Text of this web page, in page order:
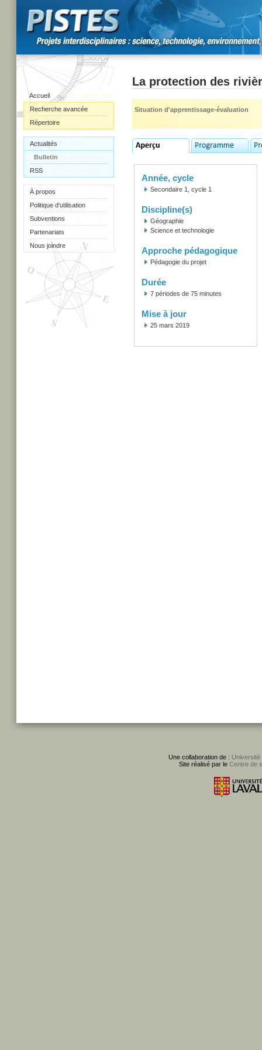
Accueil
Recherche avancée
Répertoire
Actualités
Bulletin
RSS
À propos
Politique d'utilisation
Subventions
Partenariats
Nous joindre
La protection des
Situation d'apprentissage-évaluation
Année, cycle
Secondaire 1, cycle 1
Discipline(s)
Géographie
Science et technologie
Approche pédagogique
Pédagogie du projet
Durée
7 périodes de 75 minutes
Mise à jour
25 mars 2019
Une collaboration de : Université
Site réalisé par le Centre de